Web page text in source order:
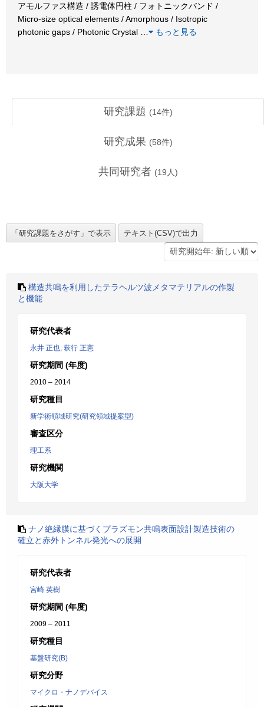
アモルファス構造 / 誘電体円柱 / フォトニックバンド /
Micro-size optical elements / Amorphous / Isotropic
photonic gaps / Photonic Crystal
もっと見る
研究課題 (14件)
研究成果 (58件)
共同研究者 (19 人)
構造共鳴を利用したテラヘルツ波メタマテリアルの作製
と機能
研究代表者
永井 正也, 萩行 正憲
研究期間 (年度)
2010 – 2014
研究種目
新学術領域研究(研究領域提案型)
審査区分
理工系
研究機関
大阪大学
ナノ絶縁膜に基づくプラズモン共鳴表面設計製造技術の
確立と赤外トンネル発光への展開
研究代表者
宮崎 英樹
研究期間 (年度)
2009 – 2011
研究種目
基盤研究(B)
研究分野
マイクロ・ナノデバイス